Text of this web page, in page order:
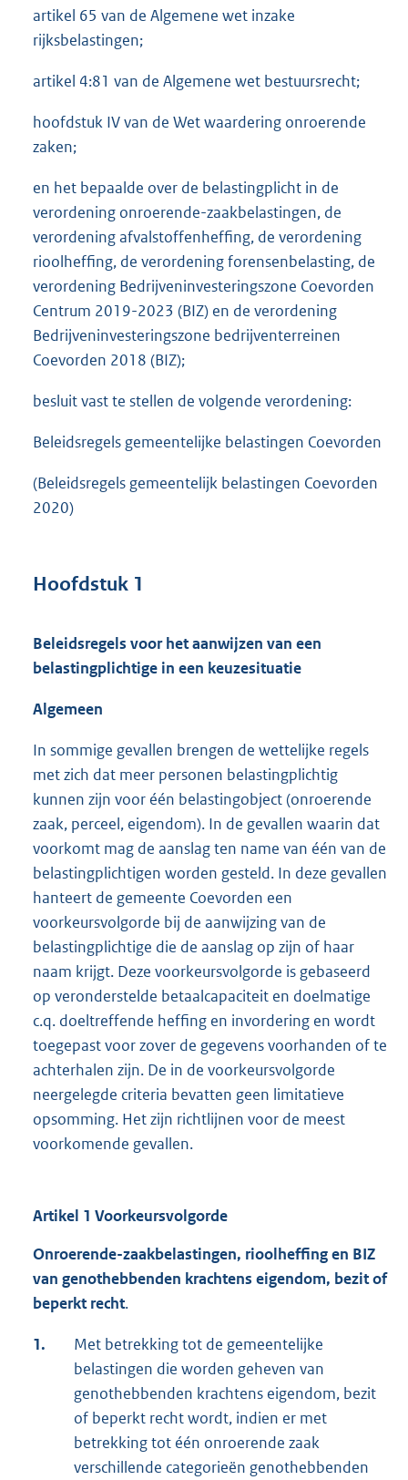
artikel 65 van de Algemene wet inzake
rijksbelastingen;
artikel 4:81 van de Algemene wet bestuursrecht;
hoofdstuk IV van de Wet waardering onroerende
zaken;
en het bepaalde over de belastingplicht in de
verordening onroerende-zaakbelastingen, de
verordening afvalstoffenheffing, de verordening
rioolheffing, de verordening forensenbelasting, de
verordening Bedrijveninvesteringszone Coevorden
Centrum 2019-2023 (BIZ) en de verordening
Bedrijveninvesteringszone bedrijventerreinen
Coevorden 2018 (BIZ);
besluit vast te stellen de volgende verordening:
Beleidsregels gemeentelijke belastingen Coevorden
(Beleidsregels gemeentelijk belastingen Coevorden
2020)
Hoofdstuk 1
Beleidsregels voor het aanwijzen van een
belastingplichtige in een keuzesituatie
Algemeen
In sommige gevallen brengen de wettelijke regels
met zich dat meer personen belastingplichtig
kunnen zijn voor één belastingobject (onroerende
zaak, perceel, eigendom). In de gevallen waarin dat
voorkomt mag de aanslag ten name van één van de
belastingplichtigen worden gesteld. In deze gevallen
hanteert de gemeente Coevorden een
voorkeursvolgorde bij de aanwijzing van de
belastingplichtige die de aanslag op zijn of haar
naam krijgt. Deze voorkeursvolgorde is gebaseerd
op veronderstelde betaalcapaciteit en doelmatige
c.q. doeltreffende heffing en invordering en wordt
toegepast voor zover de gegevens voorhanden of te
achterhalen zijn. De in de voorkeursvolgorde
neergelegde criteria bevatten geen limitatieve
opsomming. Het zijn richtlijnen voor de meest
voorkomende gevallen.
Artikel 1 Voorkeursvolgorde
Onroerende-zaakbelastingen, rioolheffing en BIZ
van genothebbenden krachtens eigendom, bezit of
beperkt recht.
1.
Met betrekking tot de gemeentelijke
belastingen die worden geheven van
genothebbenden krachtens eigendom, bezit
of beperkt recht wordt, indien er met
betrekking tot één onroerende zaak
verschillende categorieën genothebbenden